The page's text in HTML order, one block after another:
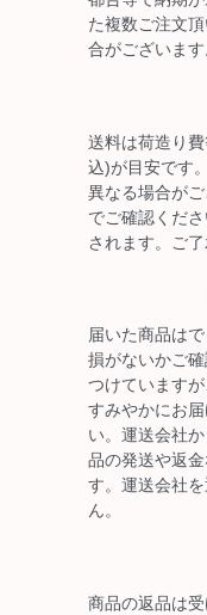
た複数ご注文
合がございます
送料は荷造り
込)が目安です
異なる場合が
でご確認くだ
されます。ご了
届いた商品は
損がないかご
つけていますが
すみやかにお
い。運送会社
品の発送や返
す。運送会社
ん。
商品の返品は受